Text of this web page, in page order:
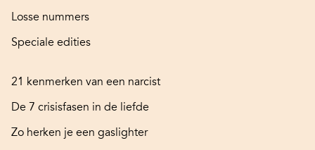
Losse nummers
Speciale edities
21 kenmerken van een narcist
De 7 crisisfasen in de liefde
Zo herken je een gaslighter